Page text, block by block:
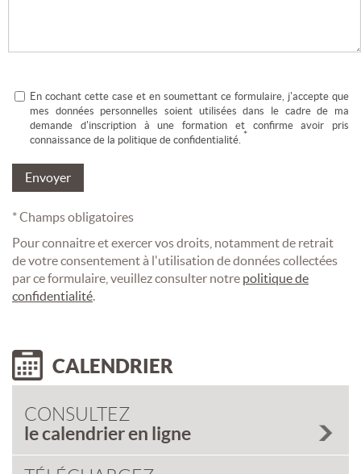
En cochant cette case et en soumettant ce formulaire, j'accepte que
mes données personnelles soient utilisées dans le cadre de ma
demande d'inscription à une formation et confirme avoir pris
connaissance de la politique de confidentialité. *
* Champs obligatoires
Pour connaitre et exercer vos droits, notamment de retrait
de votre consentement à l'utilisation de données collectées
par ce formulaire, veuillez consulter notre politique de
confidentialité.
CALENDRIER
CONSULTEZ
le calendrier en ligne